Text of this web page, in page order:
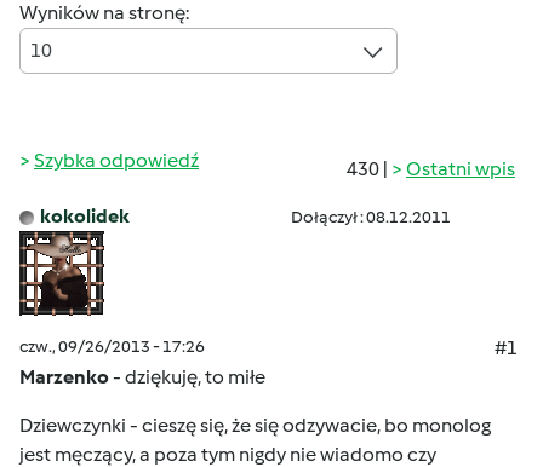
Wyników na stronę:
10
430 | Ostatni wpis
Szybka odpowiedź
kokolidek Dołączył : 08.12.2011
czw., 09/26/2013 - 17:26
#1
Marzenko- dziękuję, to miłe
Dziewczynki - cieszę się, że się odzywacie, bo monolog
jest męczący, a poza tym nigdy nie wiadomo czy